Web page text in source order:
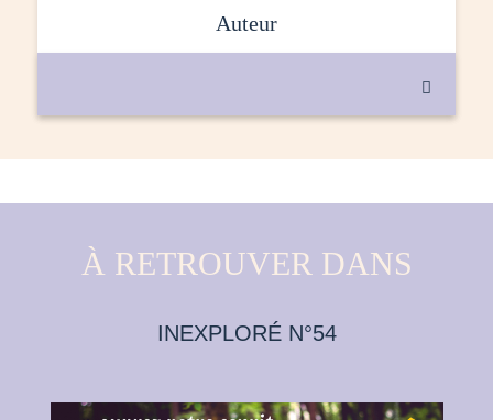
auteur

À RETROUVER DANS
INEXPLORÉ N°54